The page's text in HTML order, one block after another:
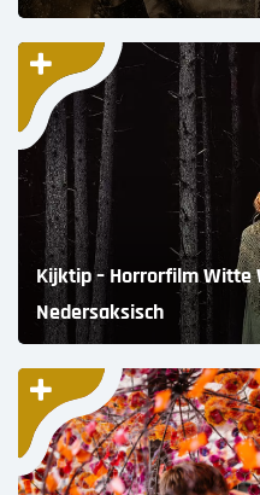
Kijktip – Horrorfilm Witte
Nedersaksisch